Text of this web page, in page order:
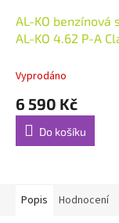
AL-KO benzínová
AL-KO 4.62 P-A
Vyprodáno
6 590 Kč
Do košíku
Popis Hodnocení